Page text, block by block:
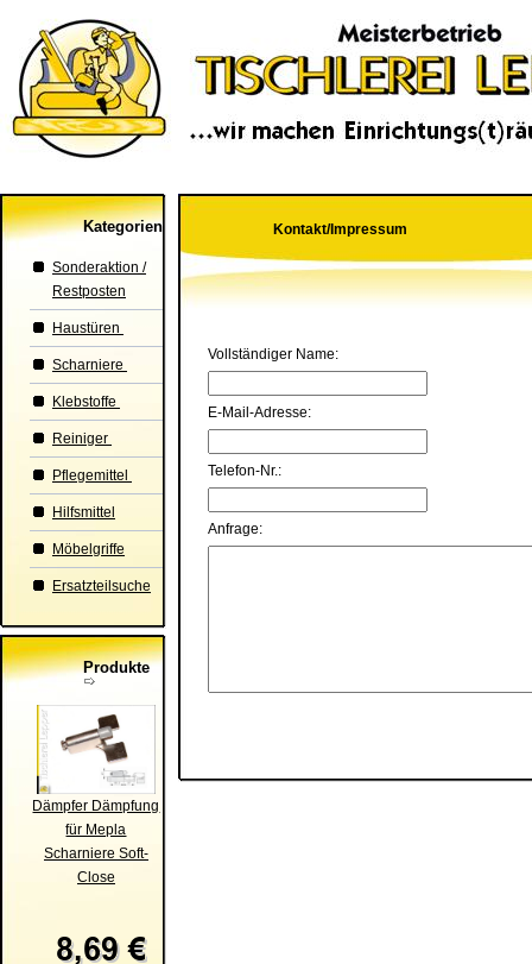
Kategorien
Sonderaktion /
Restposten
Haustüren
Scharniere
Klebstoffe
Reiniger
Pflegemittel
Hilfsmittel
Möbelgriffe
Ersatzteilsuche
Produkte
Dämpfer Dämpfung
für Mepla
Scharniere Soft-
Close
Kontakt/Impressum
Vollständiger Name:
E-Mail-Adresse:
Telefon-Nr.:
Anfrage: